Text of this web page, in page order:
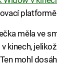
platformě
měla ve
kinech,
mohl